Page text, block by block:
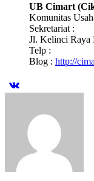
UB Cimart
Komunitas
Sekretariat :
Jl. Kelinci Raya
Telp :
Blog : http://